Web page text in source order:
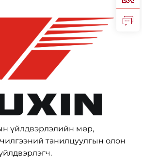
үйлдвэрлэлийн мөр,
танилцуулгын олон